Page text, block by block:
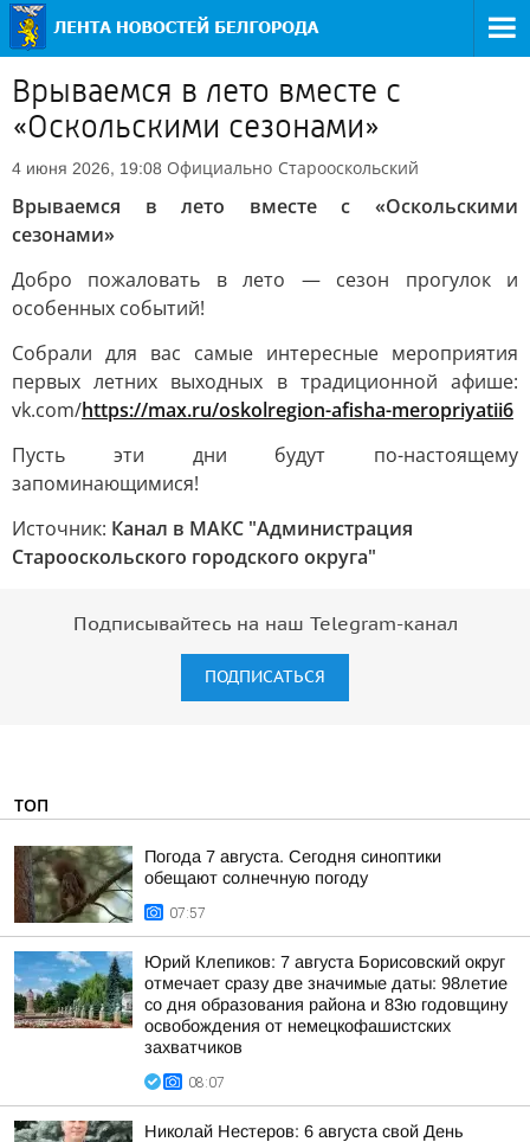
Врываемся в лето вместе с
«Оскольскими сезонами»
4 июня 2026, 19:08 Официально Старооскольский
Врываемся в лето вместе с «Оскольскими
сезонами»
Добро пожаловать в лето — сезон прогулок и
особенных событий!
Собрали для вас самые интересные мероприятия
первых летних выходных в традиционной афише:
vk.com/https://max.ru/oskolregion-afisha-meropriyatii6
Пусть эти дни будут по-настоящему
запоминающимися!
Источник: Канал в МАКС "Администрация
Старооскольского городского округа"
Подписывайтесь на наш Telegram-канал
ПОДПИСАТЬСЯ
ТОП
Погода 7 августа. Сегодня синоптики
обещают солнечную погоду
07:57
Юрий Клепиков: 7 августа Борисовский округ
отмечает сразу две значимые даты: 98летие
со дня образования района и 83ю годовщину
освобождения от немецкофашистских
захватчиков
08:07
Николай Нестеров: 6 августа свой День